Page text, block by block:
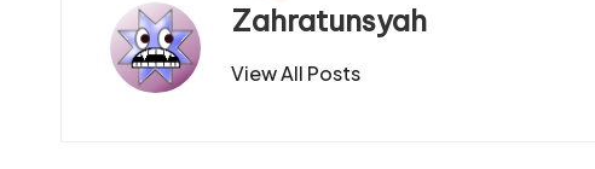
Zahratunsyah
View All Posts